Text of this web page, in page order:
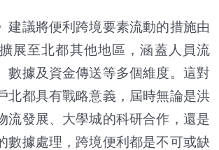
議將便利跨境要素流動的措施由
展至北都其他地區，涵蓋人員流
數據及資金傳送等多個維度。這對
北都具有戰略意義，屆時無論是洪
流發展、大學城的科研合作，還是
數據處理，跨境便利都是不可或缺